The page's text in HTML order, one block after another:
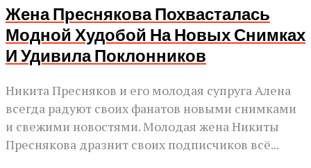
Жена Преснякова Похвасталась
Модной Худобой На Новых Снимках
И Удивила Поклонников
Никита Пресняков и его молодая супруга Алена
всегда радуют своих фанатов новыми снимками
и свежими новостями. Молодая жена Никиты
Преснякова дразнит своих подписчиков всё...